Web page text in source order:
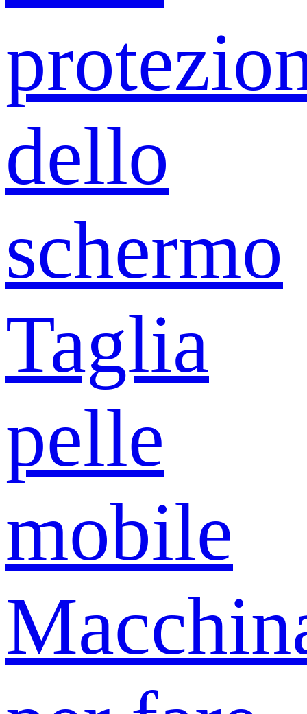
dello
schermo
Taglia
pelle
mobile